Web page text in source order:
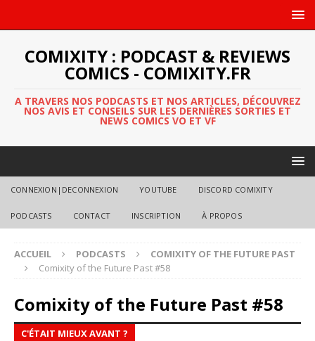
COMIXITY : PODCAST & REVIEWS
COMICS - COMIXITY.FR
A TRAVERS NOS PODCASTS ET NOS ARTICLES, DÉCOUVREZ
NOS AVIS ET CONSEILS SUR LES DERNIÈRES SORTIES ET
NEWS COMICS VO ET VF
CONNEXION|DECONNEXION YOUTUBE DISCORD COMIXITY
PODCASTS CONTACT INSCRIPTION À PROPOS
ACCUEIL PODCASTS
COMIXITY OF THE FUTURE PAST
Comixity of the Future Past #58
Comixity of the Future Past #58
C'ÉTAIT MIEUX AVANT ?